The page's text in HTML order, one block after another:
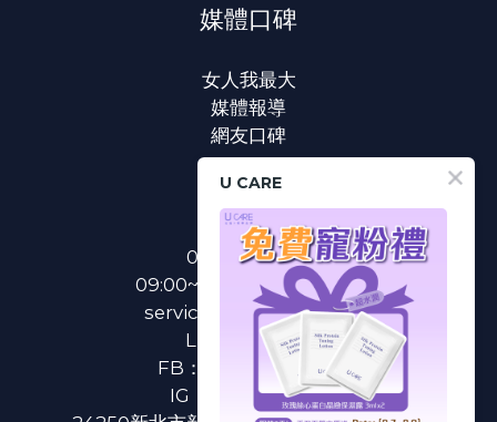
媒體口碑
女人我最大
媒體報導
網友口碑
聯絡我們
0800-233-233
09:00~18:00(國定假日除外)
service@u-care.com.tw
LINE：
@ucare
FB：
U CARE 美麗粉專
IG：
ucare.tw2002
U CARE